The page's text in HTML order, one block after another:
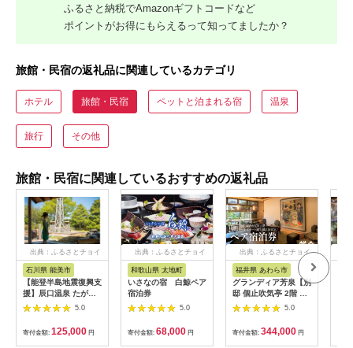
ふるさと納税でAmazonギフトコードなど
ポイントがお得にもらえるって知ってましたか？
旅館・民宿の返礼品に関連しているカテゴリ
ホテル 旅館・民宿 ペットと泊まれる宿 温泉
旅行 その他
旅館・民宿に関連しているおすすめの返礼品
出典：ふるさとチョイ
石川県 能美市
【能登半島地震復興支
援】辰口温泉 たがわ
龍泉閣「吉祥亭」ペア
5.0
寄付金額: 125,000 円
出典：ふるさとチョイ
和歌山県 太地町
いさなの宿 白鯨ペア
宿泊券
5.0
寄付金額: 68,000 円
出典：ふるさとチョイ
福井県 あわら市
グランディア芳泉【別
邸 個止吹気亭 2階 コ
ンフォートスイート
露天風呂付客室】1泊
2食付き ペア宿泊券
（2名様分） ／ 旅行
5.0
寄付金額: 344,000 円